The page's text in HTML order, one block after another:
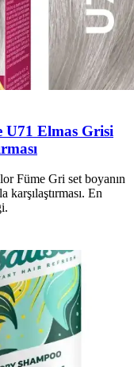
U71 Elmas Grisi
Füme Gri set boyanın
karşılaştırması. En